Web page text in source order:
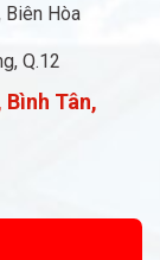
Biên Hòa
Q.12
Bình Tân,